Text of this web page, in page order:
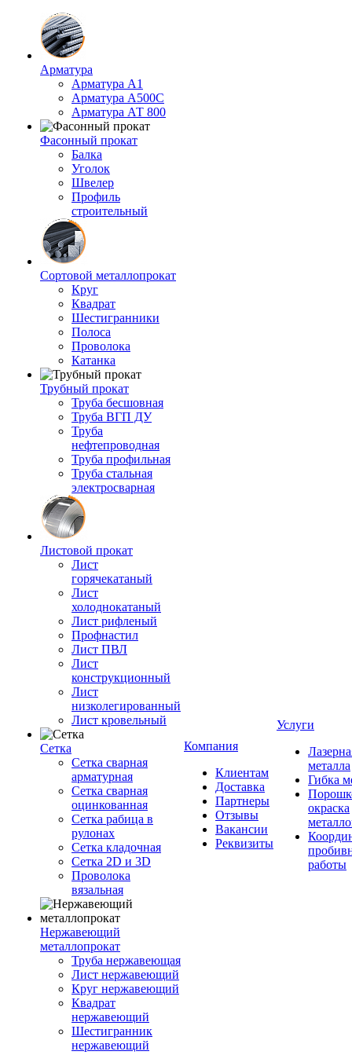
Арматура
Арматура А1
Арматура А500С
Арматура АТ 800
Фасонный прокат
Балка
Уголок
Швелер
Профиль
строительный
Сортовой металлопрокат
Круг
Квадрат
Шестигранники
Полоса
Проволока
Катанка
Трубный прокат
Труба бесшовная
Труба ВГП ДУ
Труба
нефтепроводная
Труба профильная
Труба стальная
электросварная
Листовой прокат
Лист
горячекатаный
Лист
холоднокатаный
Лист рифленый
Профнастил
Лист ПВЛ
Лист
конструкционный
Лист
низколегированный
Лист кровельный
Сетка
Сетка сварная
арматурная
Сетка сварная
оцинкованная
Сетка рабица в
рулонах
Сетка кладочная
Сетка 2D и 3D
Проволока
вязальная
Нержавеющий
металлопрокат
Труба нержавеющая
Лист нержавеющий
Круг нержавеющий
Квадрат
нержавеющий
Шестигранник
нержавеющий
Компания
Клиентам
Доставка
Партнеры
Отзывы
Вакансии
Реквизиты
Услуги
металла
Гибка
окраска
работы